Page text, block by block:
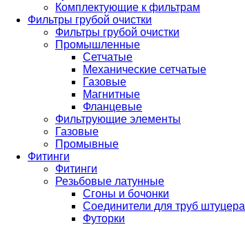
Комплектующие к фильтрам
Фильтры грубой очистки
Фильтры грубой очистки
Промышленные
Сетчатые
Механические сетчатые
Газовые
Магнитные
Фланцевые
Фильтрующие элементы
Газовые
Промывные
Фитинги
Фитинги
Резьбовые латунные
Сгоны и бочонки
Соединители для труб штуцера
Футорки